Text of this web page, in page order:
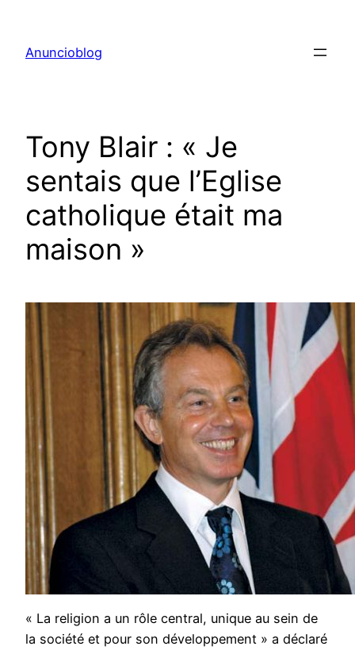
contenu
Anuncioblog
Tony Blair : « Je
sentais que l’Eglise
catholique était ma
maison »
« La religion a un rôle central, unique au sein de
la société et pour son développement » a déclaré